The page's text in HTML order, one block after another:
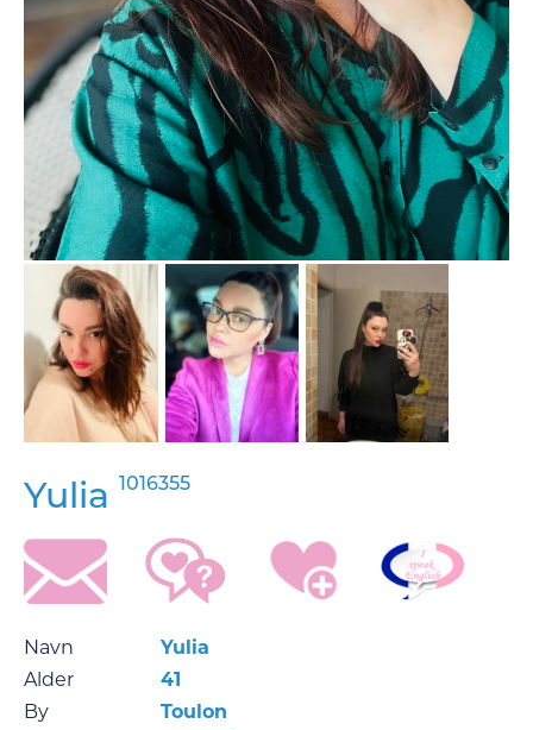
Yulia 1016355
Navn
Yulia
Alder
41
By
Toulon